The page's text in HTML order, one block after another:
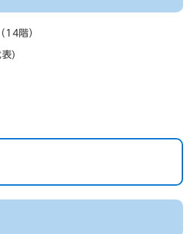
14階）
表